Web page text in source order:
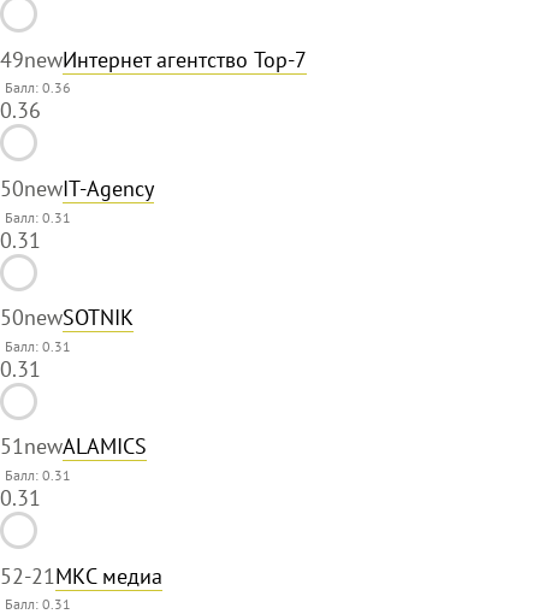
49newИнтернет агентство Top-7
Балл: 0.36
0.36
50newIT-Agency
Балл: 0.31
0.31
50newSOTNIK
Балл: 0.31
0.31
51newALAMICS
Балл: 0.31
0.31
52-21МКС медиа
Балл: 0.31